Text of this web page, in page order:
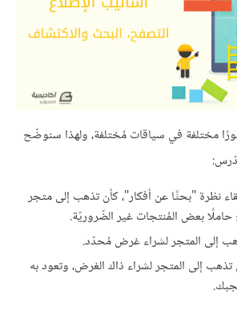
مختلفة في سياقات مُختلفة، ولهذا سنوضّح
نظرة "بحثًا عن أفكار"، كأن تذهب إلى متجر
بعض المُنتجات غير الضّروريّة.
إلى المتجر لشراء غرض مُحدّد.
إلى المتجر لشراء ذاك الغرض، وتعود به